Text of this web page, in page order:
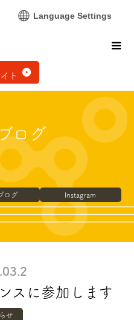
ログ
ログ Instagram
スに参加します
せ
Language Settings